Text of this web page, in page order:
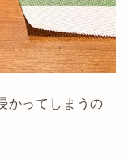
かってしまうの